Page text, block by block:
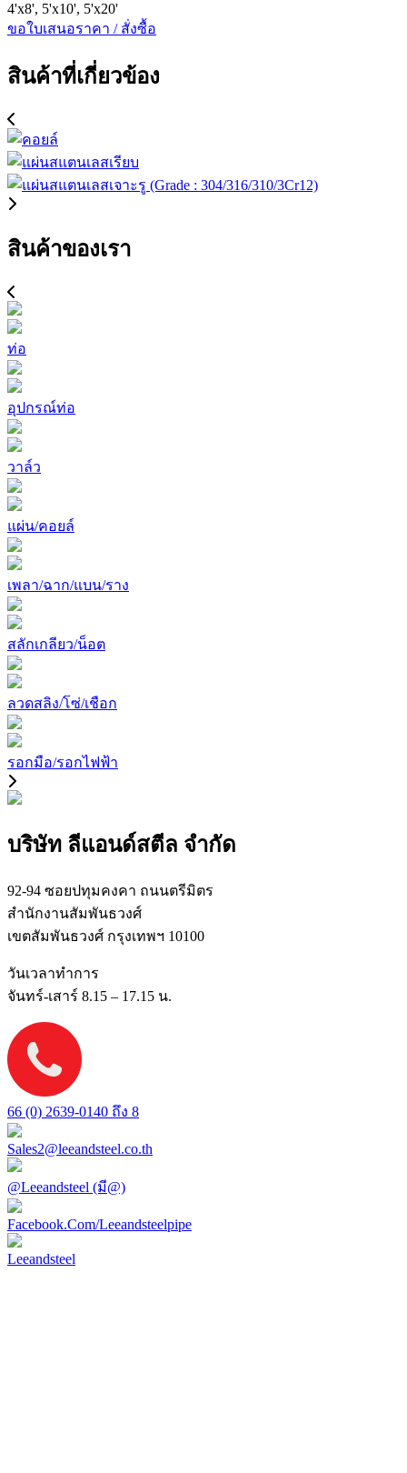
4'x8', 5'x10', 5'x20'
ขอใบเสนอราคา / สั่งซื้อ
สินค้าที่เกี่ยวข้อง
สินค้าของเรา
ท่อ
อุปกรณ์ท่อ
วาล์ว
แผ่น/คอยล์
เพลา/ฉาก/แบน/ราง
สลักเกลียว/น็อต
ลวดสลิง/โซ่/เชือก
รอกมือ/รอกไฟฟ้า
บริษัท ลีแอนด์สตีล จำกัด
92-94 ซอยปทุมคงคา ถนนตรีมิตร
สำนักงานสัมพันธวงศ์
เขตสัมพันธวงศ์ กรุงเทพฯ 10100
วันเวลาทำการ
จันทร์-เสาร์ 8.15 – 17.15 น.
66 (0) 2639-0140 ถึง 8
Sales2@leeandsteel.co.th
@Leeandsteel (มี@)
Facebook.Com/Leeandsteelpipe
Leeandsteel